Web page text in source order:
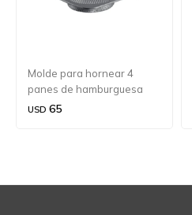
Molde para hornear 4
panes de hamburguesa
BIG »Ährensache«
USD 65